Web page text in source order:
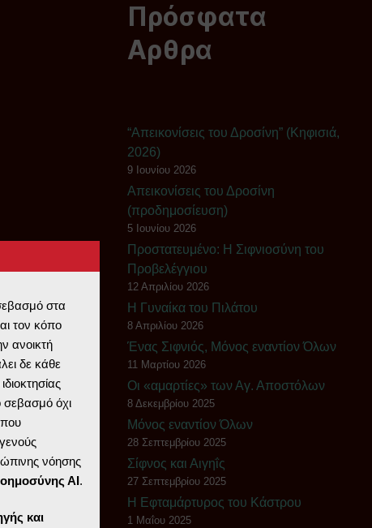
Πρόσφατα
Αρθρα
“Απεικονίσεις του Δροσίνη” (Κηφισιά,
2026)
9 Ιουνίου 2026
Απεικονίσεις του Δροσίνη
(προδημοσίευση)
5 Ιουνίου 2026
Πρoστατευμένο: Η Σιφνιοσύνη του
Προβελέγγιου
12 Απριλίου 2026
Η Γυναίκα του Πιλάτου
8 Απριλίου 2026
Ένας Σιφνιός, Μόνος εναντίον Όλων
11 Μαρτίου 2026
Οι «αμαρτίες» των Αγ. Αποστόλων
8 Δεκεμβρίου 2025
Μόνος εναντίον Όλων
28 Σεπτεμβρίου 2025
Σίφνος και Αιγηΐς
27 Σεπτεμβρίου 2025
Η Εφταμάρτυρος του Κάστρου
1 Μαΐου 2025
στα
τον κόπο
ανοικτή
δε κάθε
σεβασμό όχι
νόησης
ΑΙ.
και